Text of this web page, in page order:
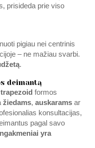
prisideda prie viso
pigiau nei centrinis
– ne mažiau svarbi.
.
deimantą
trapezoid formos
žiedams, auskaramsar
konsultacijas,
pagal savo
yra